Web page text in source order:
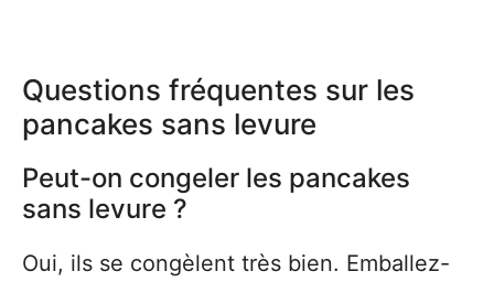
Questions fréquentes sur les
pancakes sans levure
Peut-on congeler les pancakes
sans levure ?
Oui, ils se congèlent très bien. Emballez-